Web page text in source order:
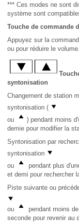
*** Ces modes ne sont
système sont
Touche de commande
Appuyez sur la
ou pour réduire le volume.
syntonisation
Changement de station
syntonisation (
ou
) pendant moins
demie pour modifier la
Syntonisation par
syntonisation
ou
pendant plus
et demi pour rechercher
Piste suivante ou
ou
pendant moins
seconde pour revenir au